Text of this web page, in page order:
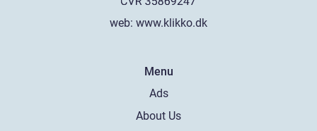
web: www.klikko.dk
Menu
Ads
About Us